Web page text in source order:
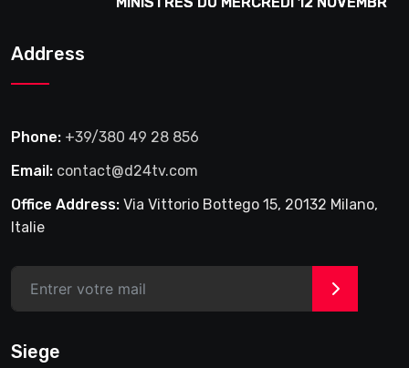
Address
Phone: +39/380 49 28 856
Email: contact@d24tv.com
Office Address: Via Vittorio Bottego 15, 20132 Milano,
Italie
>
Siege